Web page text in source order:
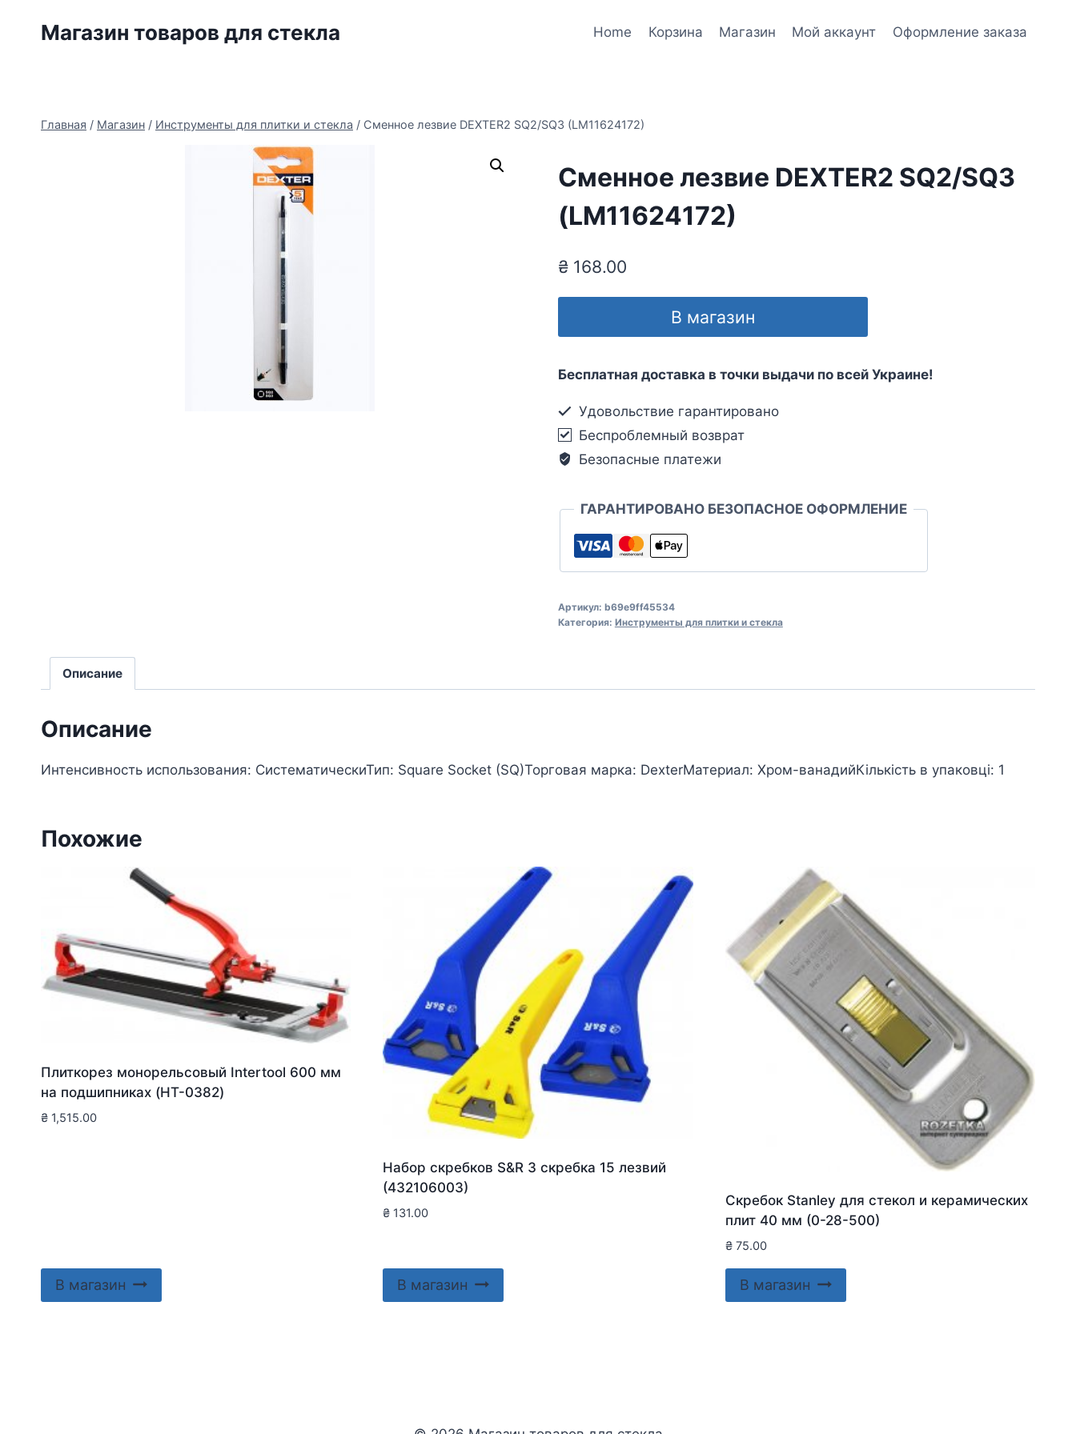
Магазин товаров для стекла Home Корзина Магазин Мой аккаунт Оформление заказа
Главная / Магазин / Инструменты для плитки и стекла / Сменное лезвие DEXTER2 SQ2/SQ3 (LM11624172)
Сменное лезвие DEXTER2 SQ2/SQ3
(LM11624172)
₴168.00
В магазин
Бесплатная доставка в точки выдачи по всей Украине!
Удовольствие гарантировано
Беспроблемный возврат
Безопасные платежи
ГАРАНТИРОВАНО БЕЗОПАСНОЕ ОФОРМЛЕНИЕ
Артикул: b69e9ff45534
Категория: Инструменты для плитки и стекла
Описание
Описание
Интенсивность использования: СистематическиТип: Square Socket (SQ)Торговая марка: DexterМатериал: Хром-ванадийКількість в упаковці: 1
Похожие
Плиткорез монорельсовый Intertool 600 мм
на подшипниках (HT-0382)
₴ 1,515.00
В магазин
Набор скребков S&R 3 скребка 15 лезвий
(432106003)
₴ 131.00
В магазин
Скребок Stanley для стекол и керамических
плит 40 мм (0-28-500)
₴75.00
В магазин